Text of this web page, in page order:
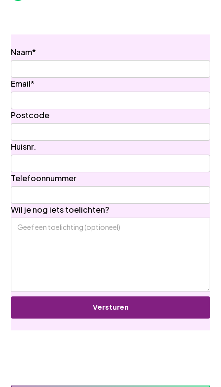
Naam*
Email*
Postcode
Huisnr.
Telefoonnummer
Wil je nog iets toelichten?